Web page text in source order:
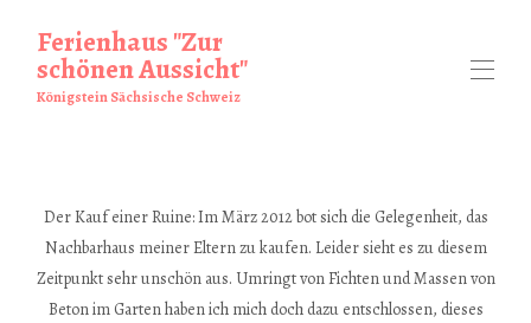
Ferienhaus "Zur
schönen Aussicht"
Königstein Sächsische Schweiz
Umgebung▾
Bewertungen
Preise
Fotos▾
Der Kauf einer Ruine: Im März 2012 bot sich die Gelegenheit, das
Nachbarhaus meiner Eltern zu kaufen. Leider sieht es zu diesem
Zeitpunkt sehr unschön aus. Umringt von Fichten und Massen von
Beton im Garten haben ich mich doch dazu entschlossen, dieses